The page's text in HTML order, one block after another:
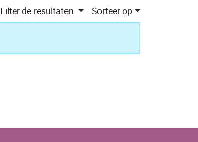
Filter de resultaten. Sorteer op